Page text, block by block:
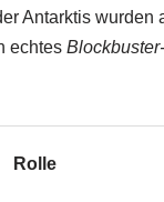
Antarktis
echtes
Rolle